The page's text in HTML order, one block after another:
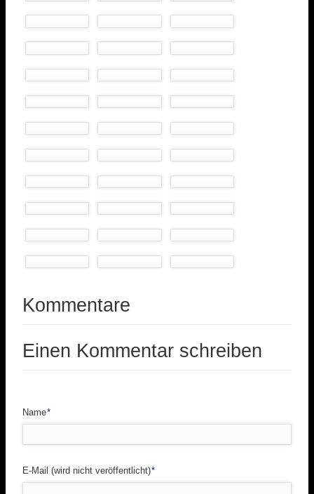
Kommentare
Einen Kommentar schreiben
Pflichtfeld
Name*
Pflichtfeld
E-Mail (wird nicht veröffentlicht)*